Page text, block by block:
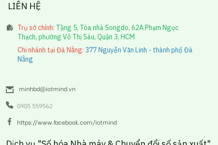
LIÊN HỆ
Trụ sở chính: Tầng 5, Tòa nhà Songdo, 62A Phạm Ngọc
Thạch, phường Võ Thị Sáu, Quận 3, HCM
Chi nhánh tại Đà Nẵng: 377 Nguyễn Văn Linh - thành phố Đà
Nẵng
minhbd@iotmind.vn
0905 559562
https://www.facebook.com/iotmind